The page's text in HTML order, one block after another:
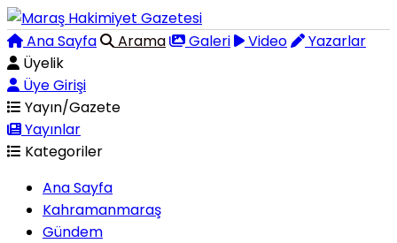
Ana Sayfa Arama Galeri Video
Yazarlar
Üyelik
Üye Girişi
Yayın/Gazete
Yayınlar
Kategoriler
Ana Sayfa
Kahramanmaraş
Gündem